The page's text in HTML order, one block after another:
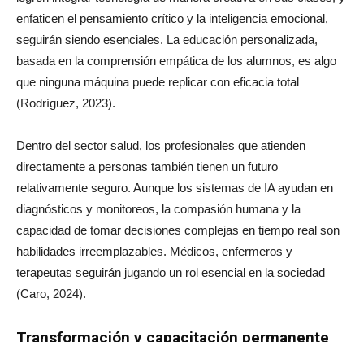
enfaticen el pensamiento crítico y la inteligencia emocional,
seguirán siendo esenciales. La educación personalizada,
basada en la comprensión empática de los alumnos, es algo
que ninguna máquina puede replicar con eficacia total
(Rodríguez, 2023).
Dentro del sector salud, los profesionales que atienden
directamente a personas también tienen un futuro
relativamente seguro. Aunque los sistemas de IA ayudan en
diagnósticos y monitoreos, la compasión humana y la
capacidad de tomar decisiones complejas en tiempo real son
habilidades irreemplazables. Médicos, enfermeros y
terapeutas seguirán jugando un rol esencial en la sociedad
(Caro, 2024).
Transformación y capacitación permanente